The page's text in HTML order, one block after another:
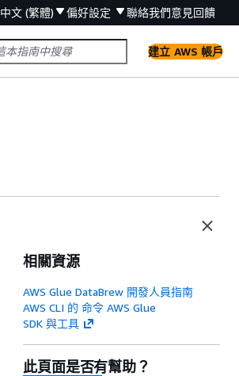
中文 (繁體) 偏好設定 聯絡我們意見回饋
建立 AWS 帳戶
相關資源
AWS Glue DataBrew 開發人員指南
AWS CLI 的 命令 AWS Glue
SDK 與工具
此頁面是否有幫助？